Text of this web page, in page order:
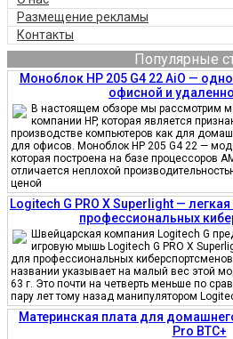
Размещение рекламы
Контакты
Популярные
Моноблок HP 205 G4 22 AiO —
офисной и
В настоящем обзоре мы рассмотрим
компании HP, которая является
производстве компьютеров как для
для офисов. Моноблок HP 205 G4 22 —
которая построена на базе процессоров
отличается неплохой
ценой
Logitech G PRO X Superlight —
профессиональных
Швейцарская компания Logitech G
игровую мышь Logitech G PRO X
для профессиональных
названии указывает на малый вес этой
63 г. Это почти на четверть меньше по
пару лет тому назад манипулятором
Материнская плата для
Pro BTC+